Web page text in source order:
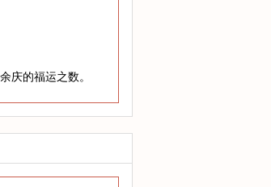
庆的福运之数。